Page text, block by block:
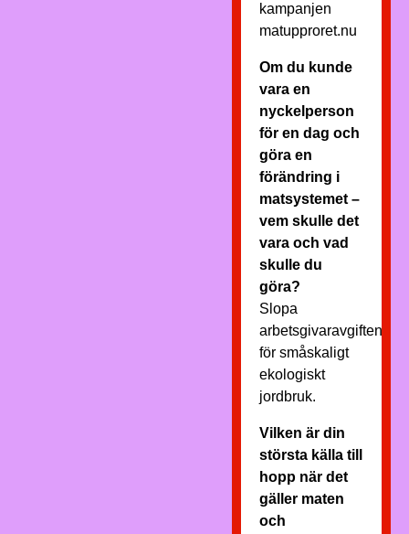
kampanjen
matupproret.nu
Om du kunde
vara en
nyckelperson
för en dag och
göra en
förändring i
matsystemet –
vem skulle det
vara och vad
skulle du
göra?
Slopa
arbetsgivaravgiften
för småskaligt
ekologiskt
jordbruk.
Vilken är din
största källa till
hopp när det
gäller maten
och